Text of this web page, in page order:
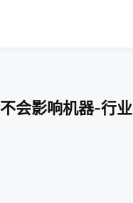
会影响机器-行业